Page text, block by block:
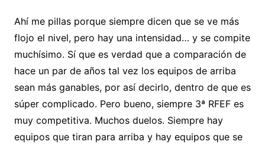
Ahí me pillas porque siempre dicen que se ve más
flojo el nivel, pero hay una intensidad… y se compite
muchísimo. Sí que es verdad que a comparación de
hace un par de años tal vez los equipos de arriba
sean más ganables, por así decirlo, dentro de que es
súper complicado. Pero bueno, siempre 3ª RFEF es
muy competitiva. Muchos duelos. Siempre hay
equipos que tiran para arriba y hay equipos que se